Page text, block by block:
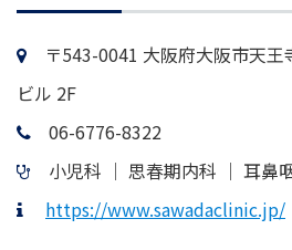
〒543-0041 大阪府大阪市天王
ビル 2F
06-6776-8322
小児科 │ 思春期内科 │ 耳鼻
https://www.sawadaclinic.jp/